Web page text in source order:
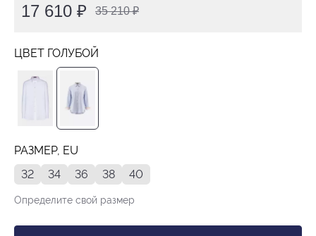
17 610 ₽ 35 210 ₽
ЦВЕТ ГОЛУБОЙ
РАЗМЕР, EU
32
34 36 38 40
Определите свой размер